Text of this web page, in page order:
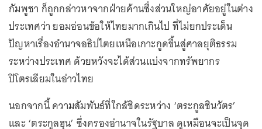
กัมพูชา ก็ถูกกล่าวหาจากฝ่ายค้านซึ่งส่วนใหญ่อาศัยอยู่ในต่าง
ประเทศว่า ยอมอ่อนข้อให้ไทยมากเกินไป ที่ไม่ยกประเด็น
ปัญหาเรื่องอำนาจอธิปไตยเหนือเกาะกูดขึ้นสู่ศาลยุติธรรม
ระหว่างประเทศ ด้วยหวังจะได้ส่วนแบ่งจากทรัพยากร
ปิโตรเลียมในอ่าวไทย
นอกจากนี้ ความสัมพันธ์ที่ใกล้ชิดระหว่าง ‘ตระกูลชินวัตร’
และ ‘ตระกูลฮุน’ ซึ่งครองอำนาจในรัฐบาล ดูเหมือนจะเป็นจุด